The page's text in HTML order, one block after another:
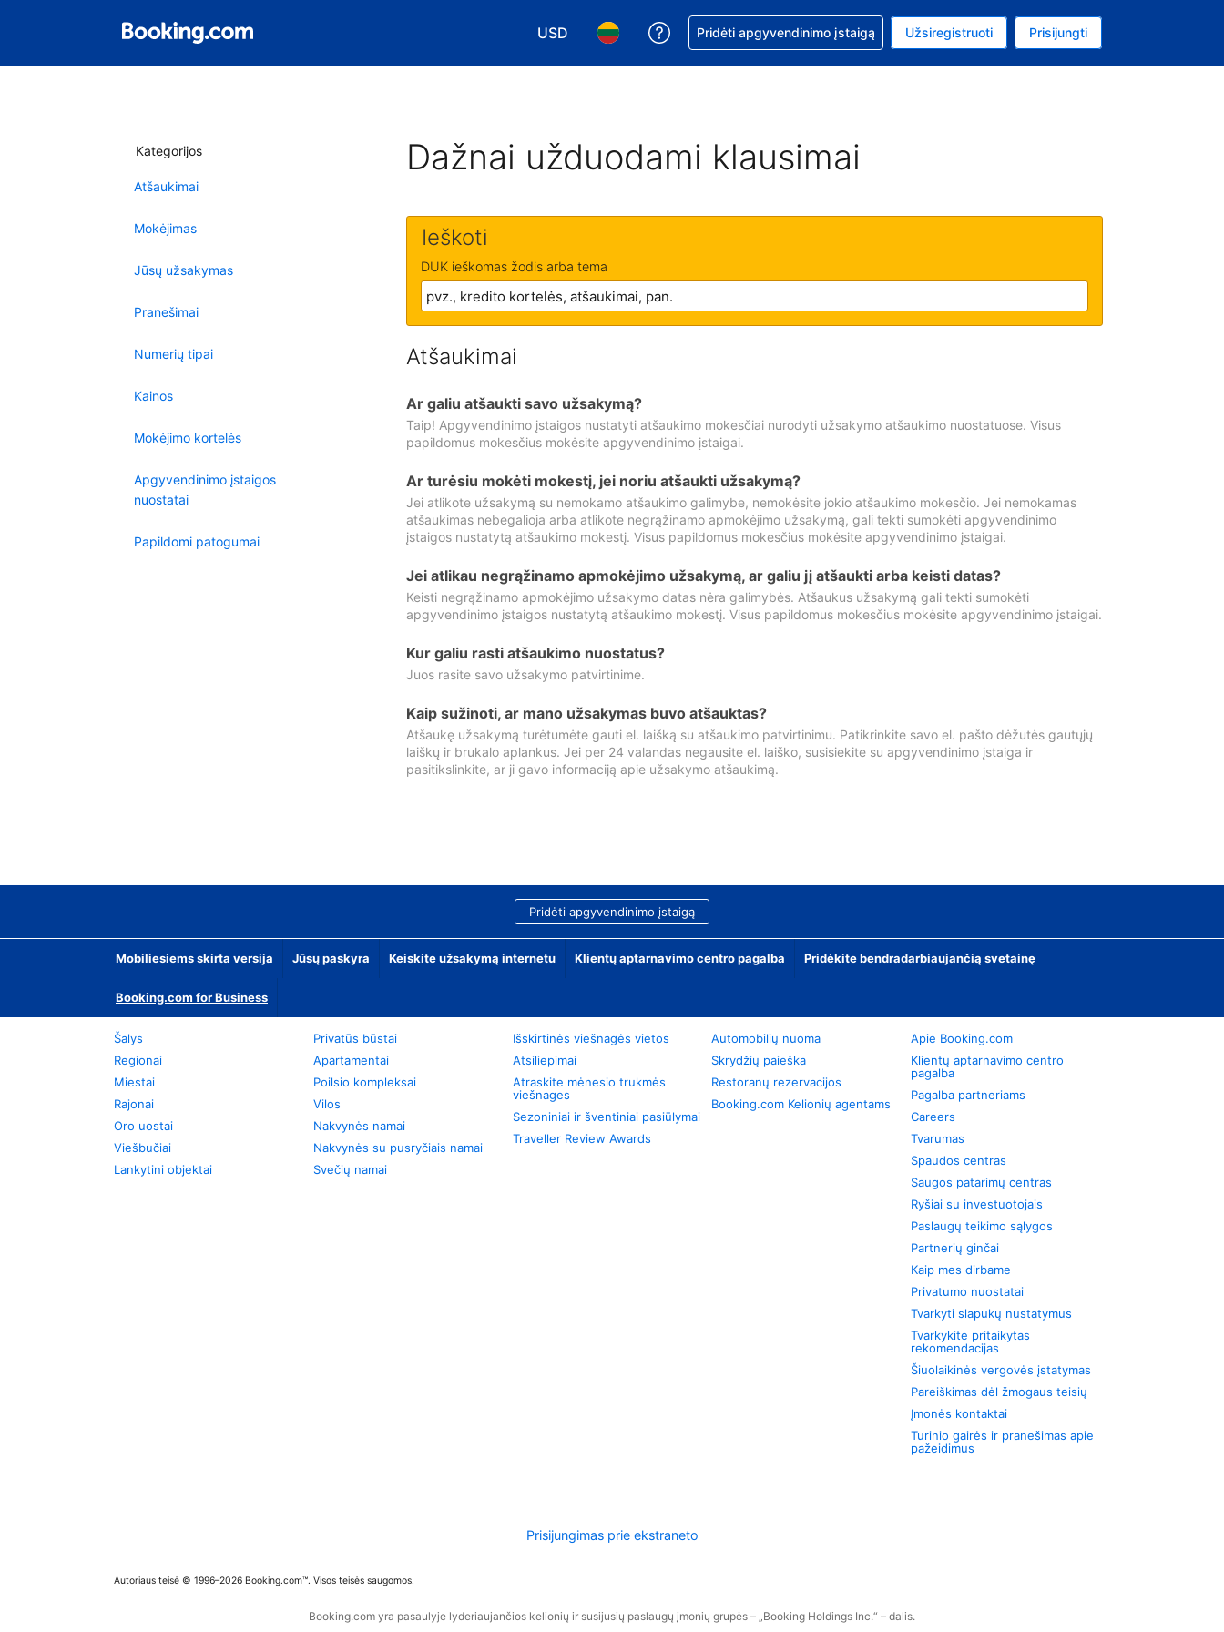
USD
Pasirinkite valiutą. Jūsų pasirinkta valiuta: Jungtinių Valstijų doleris
Pasirinkite kalbą. Jūsų pasirinkta kalba: Lietuvių
Pagalba dėl užsakymo
Pridėti apgyvendinimo įstaigą Užsiregistruoti Prisijungti
Kategorijos
Atšaukimai
Mokėjimas
Jūsų užsakymas
Pranešimai
Numerių tipai
Kainos
Mokėjimo kortelės
Apgyvendinimo įstaigos
nuostatai
Papildomi patogumai
Dažnai užduodami klausimai
Ieškoti
DUK ieškomas žodis arba tema
Atšaukimai
Ar galiu atšaukti savo užsakymą?
Taip! Apgyvendinimo įstaigos nustatyti atšaukimo mokesčiai nurodyti užsakymo atšaukimo nuostatuose. Visus
papildomus mokesčius mokėsite apgyvendinimo įstaigai.
Ar turėsiu mokėti mokestį, jei noriu atšaukti užsakymą?
Jei atlikote užsakymą su nemokamo atšaukimo galimybe, nemokėsite jokio atšaukimo mokesčio. Jei nemokamas
atšaukimas nebegalioja arba atlikote negrąžinamo apmokėjimo užsakymą, gali tekti sumokėti apgyvendinimo
įstaigos nustatytą atšaukimo mokestį. Visus papildomus mokesčius mokėsite apgyvendinimo įstaigai.
Jei atlikau negrąžinamo apmokėjimo užsakymą, ar galiu jį atšaukti arba keisti datas?
Keisti negrąžinamo apmokėjimo užsakymo datas nėra galimybės. Atšaukus užsakymą gali tekti sumokėti
apgyvendinimo įstaigos nustatytą atšaukimo mokestį. Visus papildomus mokesčius mokėsite apgyvendinimo įstaigai.
Kur galiu rasti atšaukimo nuostatus?
Juos rasite savo užsakymo patvirtinime.
Kaip sužinoti, ar mano užsakymas buvo atšauktas?
Atšaukę užsakymą turėtumėte gauti el. laišką su atšaukimo patvirtinimu. Patikrinkite savo el. pašto dėžutės gautųjų
laiškų ir brukalo aplankus. Jei per 24 valandas negausite el. laiško, susisiekite su apgyvendinimo įstaiga ir
pasitikslinkite, ar ji gavo informaciją apie užsakymo atšaukimą.
Pridėti apgyvendinimo įstaigą
Mobiliesiems skirta versija Jūsų paskyra Keiskite užsakymą internetu Klientų aptarnavimo centro pagalba Pridėkite bendradarbiaujančią svetainę
Booking.com for Business
Šalys
Regionai
Miestai
Rajonai
Oro uostai
Viešbučiai
Lankytini objektai
Privatūs būstai
Apartamentai
Poilsio kompleksai
Vilos
Nakvynės namai
Nakvynės su pusryčiais namai
Svečių namai
Išskirtinės viešnagės vietos
Atsiliepimai
Atraskite mėnesio trukmės
viešnages
Sezoniniai ir šventiniai pasiūlymai
Traveller Review Awards
Automobilių nuoma
Skrydžių paieška
Restoranų rezervacijos
Booking.com Kelionių agentams
Apie Booking.com
Klientų aptarnavimo centro
pagalba
Pagalba partneriams
Careers
Tvarumas
Spaudos centras
Saugos patarimų centras
Ryšiai su investuotojais
Paslaugų teikimo sąlygos
Partnerių ginčai
Kaip mes dirbame
Privatumo nuostatai
Tvarkyti slapukų nustatymus
Tvarkykite pritaikytas
rekomendacijas
Šiuolaikinės vergovės įstatymas
Pareiškimas dėl žmogaus teisių
Įmonės kontaktai
Turinio gairės ir pranešimas apie
pažeidimus
Prisijungimas prie ekstraneto
Autoriaus teisė © 1996–2026 Booking.com™. Visos teisės saugomos.
Booking.com yra pasaulyje lyderiaujančios kelionių ir susijusių paslaugų įmonių grupės – „Booking Holdings Inc.“ – dalis.